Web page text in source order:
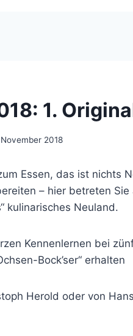
1.
2018
Essen, das ist nichts
– hier betreten Sie
kulinarisches Neuland.
Kennenlernen bei
Bock’ser“ erhalten
Herold oder von